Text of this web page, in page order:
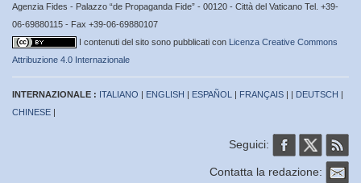
Agenzia Fides - Palazzo “de Propaganda Fide” - 00120 - Città del Vaticano Tel. +39-
06-69880115 - Fax +39-06-69880107
I contenuti del sito sono pubblicati con Licenza Creative Commons
Attribuzione 4.0 Internazionale
INTERNAZIONALE : ITALIANO | ENGLISH | ESPAÑOL | FRANÇAIS | | DEUTSCH |
CHINESE |
Seguici:
Contatta la redazione: